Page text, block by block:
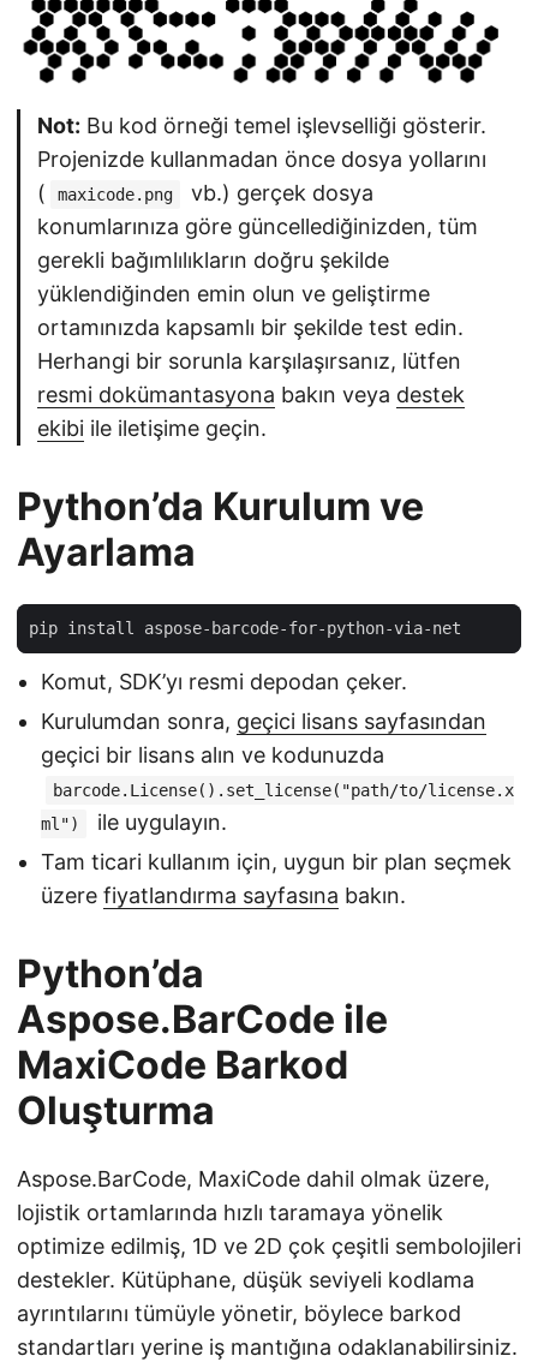
Not: Bu kod örneği temel işlevselliği gösterir.
Projenizde kullanmadan önce dosya yollarını
(
maxicode.png
vb.) gerçek dosya
konumlarınıza göre güncellediğinizden, tüm
gerekli bağımlılıkların doğru şekilde
yüklendiğinden emin olun ve geliştirme
ortamınızda kapsamlı bir şekilde test edin.
Herhangi bir sorunla karşılaşırsanız, lütfen
resmi dokümantasyona bakın veya destek
ekibi ile iletişime geçin.
Python’da Kurulum ve
Ayarlama
Komut, SDK’yı resmi depodan çeker.
Kurulumdan sonra, geçici lisans sayfasından
geçici bir lisans alın ve kodunuzda
barcode.License().set_license("path/to/license.x
ml")
ile uygulayın.
Tam ticari kullanım için, uygun bir plan seçmek
üzere fiyatlandırma sayfasına bakın.
Python’da
Aspose.BarCode ile
MaxiCode Barkod
Oluşturma
Aspose.BarCode, MaxiCode dahil olmak üzere,
lojistik ortamlarında hızlı taramaya yönelik
optimize edilmiş, 1D ve 2D çok çeşitli sembolojileri
destekler. Kütüphane, düşük seviyeli kodlama
ayrıntılarını tümüyle yönetir, böylece barkod
standartları yerine iş mantığına odaklanabilirsiniz.